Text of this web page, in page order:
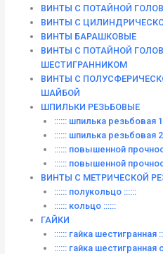
ВИНТЫ С ПОТАЙНОЙ
ВИНТЫ С
ВИНТЫ БАРАШКОВЫЕ
ВИНТЫ С ПОТАЙНОЙ
ШЕСТИГРАННИКОМ
ВИНТЫ С
ШАЙБОЙ
ШПИЛЬКИ РЕЗЬБОВЫЕ
:::::: шпилька резьбовая
:::::: шпилька резьбовая
:::::: повышенной
:::::: повышенной
ВИНТЫ C МЕТРИЧЕСКОЙ
:::::: полукольцо ::::::
:::::: кольцо ::::::
ГАЙКИ
:::::: гайка шестигранная
:::::: гайка шестигранная